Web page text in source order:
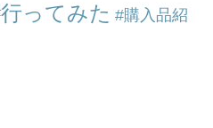
行ってみた
購入品紹